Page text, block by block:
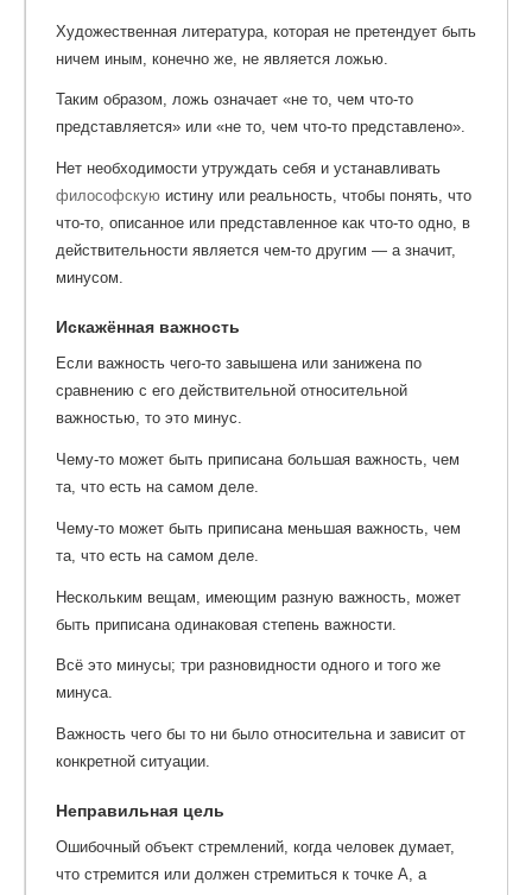
Художественная литература, которая не претендует быть
ничем иным, конечно же, не является ложью.
Таким образом, ложь означает «не то, чем что-то
представляется» или «не то, чем что-то представлено».
Нет необходимости утруждать себя и устанавливать
философскую истину или реальность, чтобы понять, что
что-то, описанное или представленное как что-то одно, в
действительности является чем-то другим — а значит,
минусом.
Искажённая важность
Если важность чего-то завышена или занижена по
сравнению с его действительной относительной
важностью, то это минус.
Чему-то может быть приписана большая важность, чем
та, что есть на самом деле.
Чему-то может быть приписана меньшая важность, чем
та, что есть на самом деле.
Нескольким вещам, имеющим разную важность, может
быть приписана одинаковая степень важности.
Всё это минусы; три разновидности одного и того же
минуса.
Важность чего бы то ни было относительна и зависит от
конкретной ситуации.
Неправильная цель
Ошибочный объект стремлений, когда человек думает,
что стремится или должен стремиться к точке А, а